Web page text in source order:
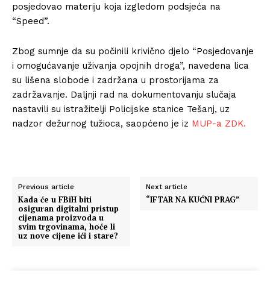
posjedovao materiju koja izgledom podsjeća na
“Speed”.
Zbog sumnje da su počinili krivično djelo “Posjedovanje
i omogućavanje uživanja opojnih droga”, navedena lica
su lišena slobode i zadržana u prostorijama za
zadržavanje. Daljnji rad na dokumentovanju slučaja
nastavili su istražitelji Policijske stanice Tešanj, uz
nadzor dežurnog tužioca, saopćeno je iz MUP-a ZDK.
Previous article
Kada će u FBiH biti
osiguran digitalni pristup
cijenama proizvoda u
svim trgovinama, hoće li
uz nove cijene ići i stare?
Next article
“IFTAR NA KUĆNI PRAG”